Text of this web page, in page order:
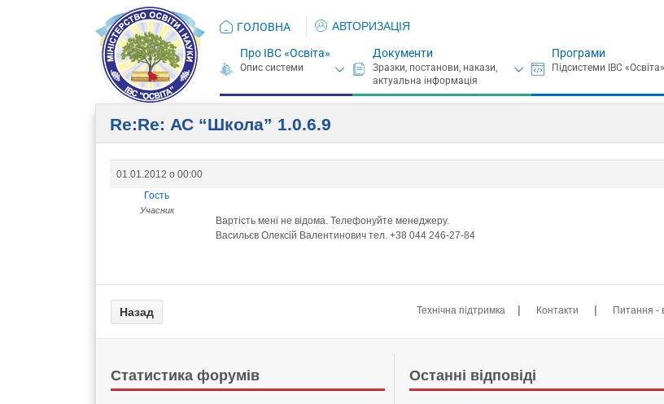
ГОЛОВНА АВТОРИЗАЦІЯ
Про ІВС «Освіта» Документи Програми
Re:Re: АС “Школа” 1.0.6.9
01.01.2012 о 00:00
Гость
Учасник
Вартість мені не відома. Телефонуйте менеджеру.
Васильєв Олексій Валентинович тел. +38 044 246-27-84
Технічна підтримка | Контакти | Питання -
Статистика форумів Останні відповіді